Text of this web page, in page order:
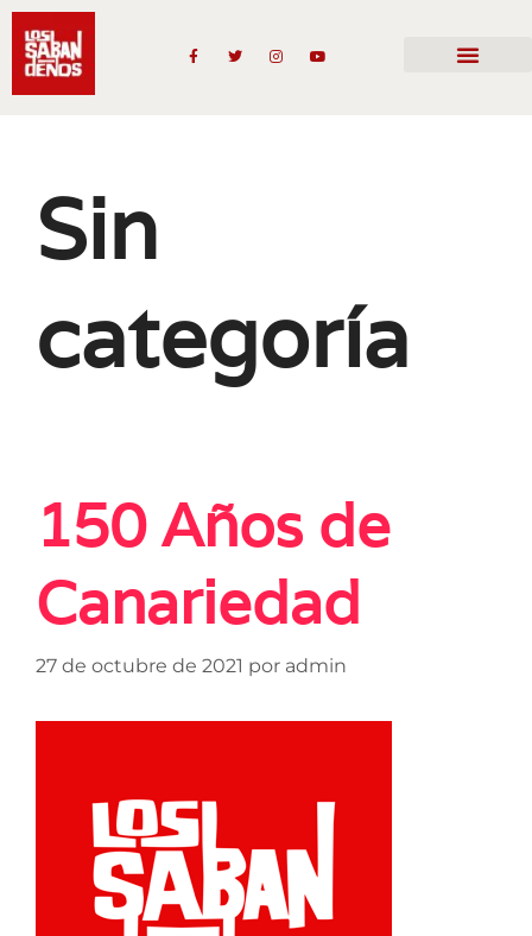
Sin
categoría
150 Años de
Canariedad
27 de octubre de 2021 por admin